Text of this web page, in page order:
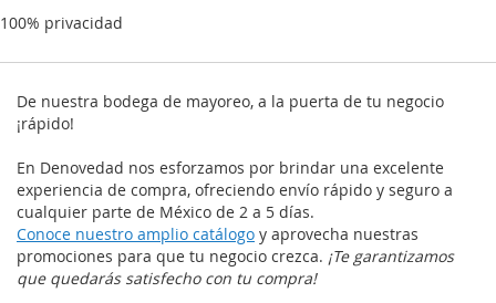
100% privacidad
De nuestra bodega de mayoreo, a la puerta de tu negocio
¡rápido!
En Denovedad nos esforzamos por brindar una excelente
experiencia de compra, ofreciendo envío rápido y seguro a
cualquier parte de México de 2 a 5 días.
Conoce nuestro amplio catálogo y aprovecha nuestras
promociones para que tu negocio crezca. ¡Te garantizamos
que quedarás satisfecho con tu compra!